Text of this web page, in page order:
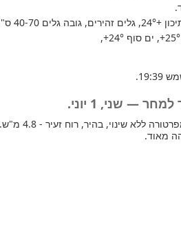
+24°
, גלים זהירים, גובה גלים 40-70 ס"מ
+25°, ים סוף +24°
,
— שני, 1 יוני.
מחר ברוב
מאוד.